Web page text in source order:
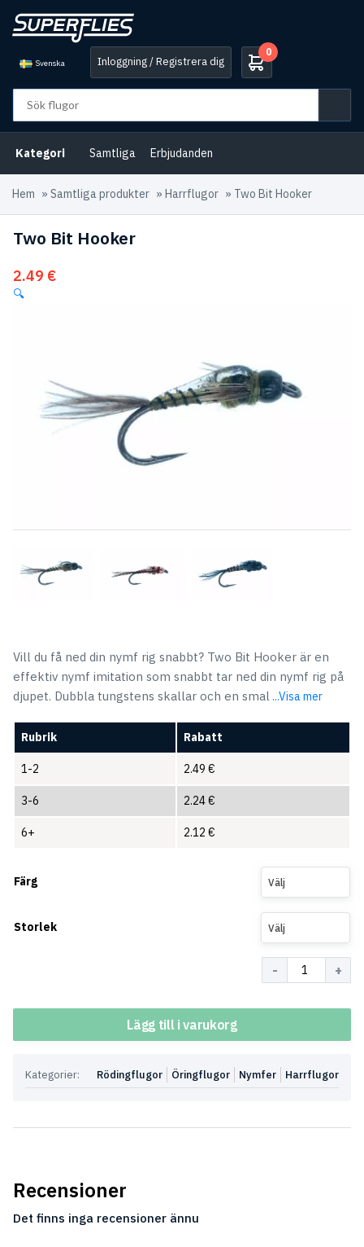
Svenska Inloggning / Registrera dig
0
Kategori Samtliga Erbjudanden
Hem » Samtliga produkter » Harrflugor » Two Bit Hooker
Two Bit Hooker
2.49 €
🔍
Vill du få ned din nymf rig snabbt? Two Bit Hooker är en
effektiv nymf imitation som snabbt tar ned din nymf rig på
djupet. Dubbla tungstens skallar och en smal ...Visa mer
Rubrik Rabatt
1-2 2.49 €
3-6 2.24€
6+ 2.12 €
Färg Välj
Storlek Välj
Lägg till i varukorg
Kategorier: Harrflugor
Nymfer
Öringflugor
Rödingflugor
Recensioner
Det finns inga recensioner ännu